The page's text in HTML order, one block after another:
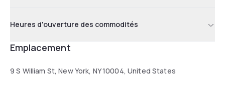
Heures d'ouverture des commodités
Emplacement
9 S William St, New York, NY 10004, United States